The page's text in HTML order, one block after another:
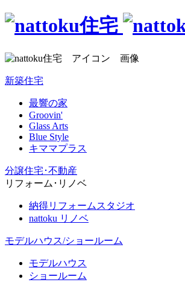
新築住宅
最響の家
Groovin'
Glass Arts
Blue Style
キママプラス
分譲住宅･不動産
リフォーム･リノベ
納得リフォームスタジオ
nattoku リノベ
モデルハウス/ショールーム
モデルハウス
ショールーム